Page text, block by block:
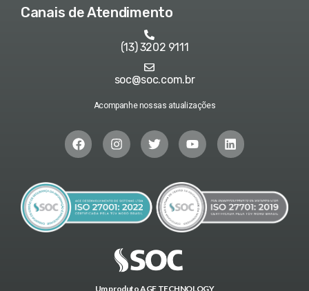
Canais de Atendimento
(13) 3202 9111
soc@soc.com.br
Acompanhe nossas atualizações
Um produto AGE TECHNOLOGY